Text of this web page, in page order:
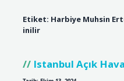
Etiket: Harbiye Muhsin
inilir
Istanbul Açık